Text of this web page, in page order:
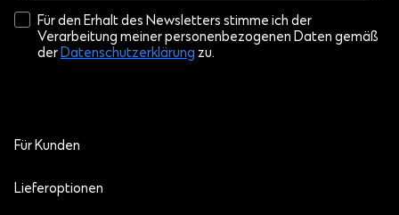
Für den Erhalt des Newsletters stimme ich der
Verarbeitung meiner personenbezogenen Daten gemäß
der Datenschutzerklärung zu.
Für Kunden
Lieferoptionen